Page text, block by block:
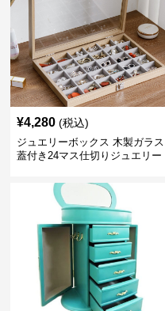
¥4,280 (税込)
ジュエリーボックス 木製ガラス
蓋付き24マス仕切りジュエリー